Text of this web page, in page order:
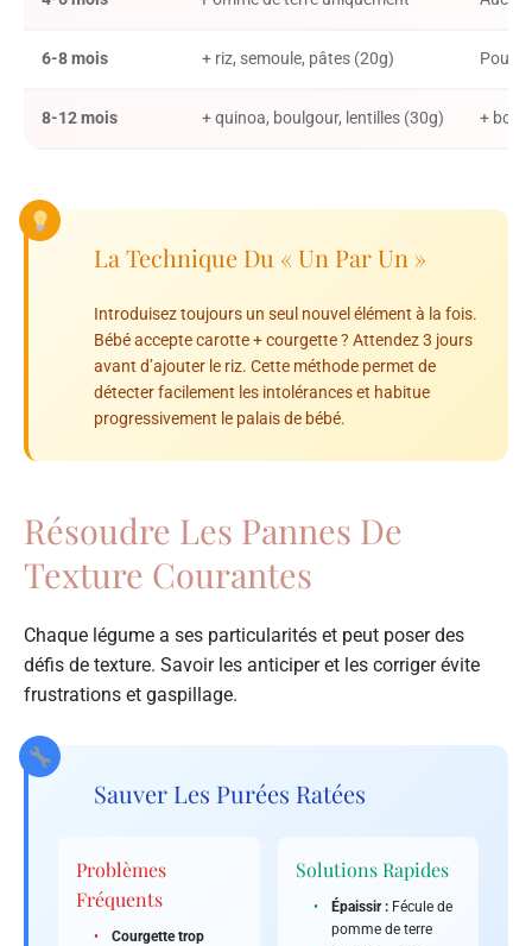
6-8 mois + riz, semoule, pâtes (20g)
8-12 mois + quinoa, boulgour, lentilles (30g) +
La Technique Du « Un Par Un »
Introduisez toujours un seul nouvel élément à la fois.
Bébé accepte carotte + courgette ? Attendez 3 jours
avant d’ajouter le riz. Cette méthode permet de
détecter facilement les intolérances et habitue
progressivement le palais de bébé.
Résoudre Les Pannes De
Texture Courantes
Chaque légume a ses particularités et peut poser des
défis de texture. Savoir les anticiper et les corriger évite
frustrations et gaspillage.
Sauver Les Purées Ratées
Problèmes
Fréquents
•
Courgette trop
Solutions Rapides
• Épaissir :Fécule de
pomme de terre